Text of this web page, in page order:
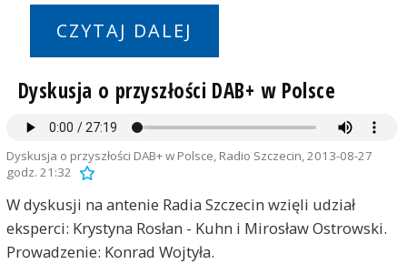
CZYTAJ DALEJ
Dyskusja o przyszłości DAB+ w Polsce
Dyskusja o przyszłości DAB+ w Polsce, Radio Szczecin, 2013-08-27
godz. 21:32
W dyskusji na antenie Radia Szczecin wzięli udział
eksperci: Krystyna Rosłan - Kuhn i Mirosław Ostrowski.
Prowadzenie: Konrad Wojtyła.